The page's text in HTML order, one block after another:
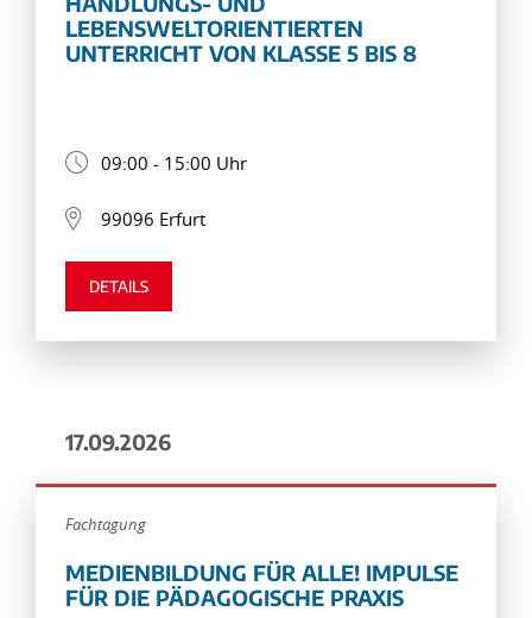
LEBENSWELTORIENTIERTEN
UNTERRICHT VON KLASSE 5 BIS 8
09:00 - 15:00 Uhr
99096 Erfurt
DETAILS
17.09.2026
Fachtagung
MEDIENBILDUNG FÜR ALLE! IMPULSE
FÜR DIE PÄDAGOGISCHE PRAXIS